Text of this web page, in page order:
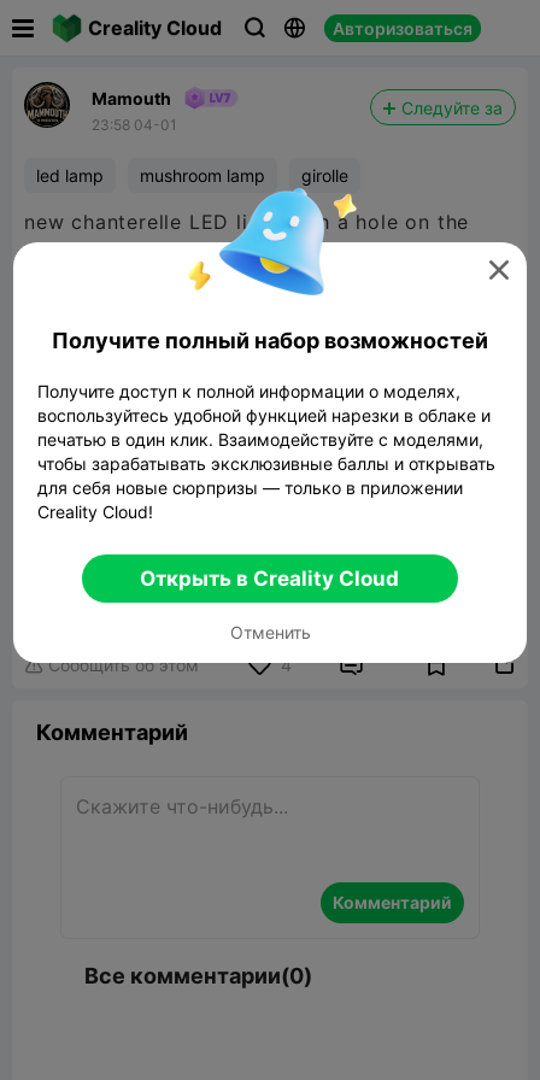
Creality Cloud   Авторизоваться
Mamouth
23:58 04-01
Следуйте за
led lamp mushroom lamp girolle
new chanterelle LED light with a hole on the
bottom 32 mm diameter ton insert a tea led
Aura Chanterelle Lamp
19.73MB Связанные 3D модели
 Сообщить об этом 4  
Комментарий
Комментарий
Все комментарии(0)

Получите полный набор возможностей
Получите доступ к полной информации о моделях,
воспользуйтесь удобной функцией нарезки в облаке и
печатью в один клик. Взаимодействуйте с моделями,
чтобы зарабатывать эксклюзивные баллы и открывать
для себя новые сюрпризы — только в приложении
Creality Cloud!
Открыть в Creality Cloud
Отменить